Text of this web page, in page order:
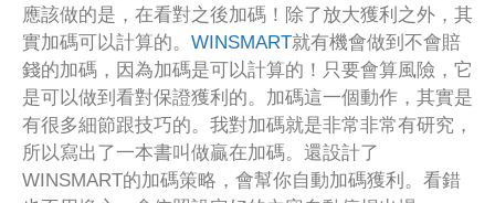
應該做的是，在看對之後加碼！除了放大獲利之外，其
實加碼可以計算的。 WINSMART就有機會做到不會賠
錢的加碼，因為加碼是可以計算的！只要會算風險，它
是可以做到看對保證獲利的。加碼這一個動作，其實是
有很多細節跟技巧的。我對加碼就是非常非常有研究，
所以寫出了一本書叫做贏在加碼。還設計了
WINSMART的加碼策略，會幫你自動加碼獲利。看錯